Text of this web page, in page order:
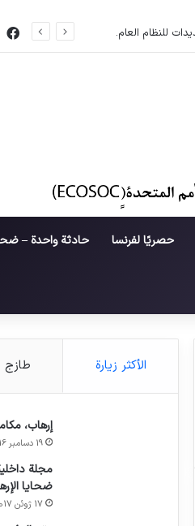
حصريًا لفرنسا حادثة واحدة –
الأكثر زيارة طازج
إرهاب،
19 دسامبر 2016
مجلة
ضحايا
17 ژوئن 2017